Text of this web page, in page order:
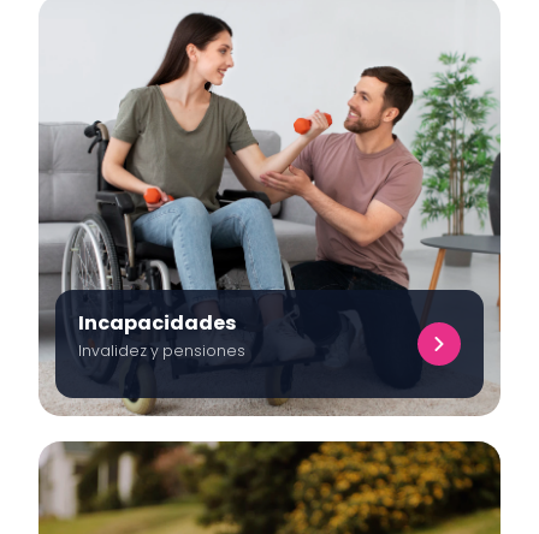
Incapacidades
Invalidez y pensiones